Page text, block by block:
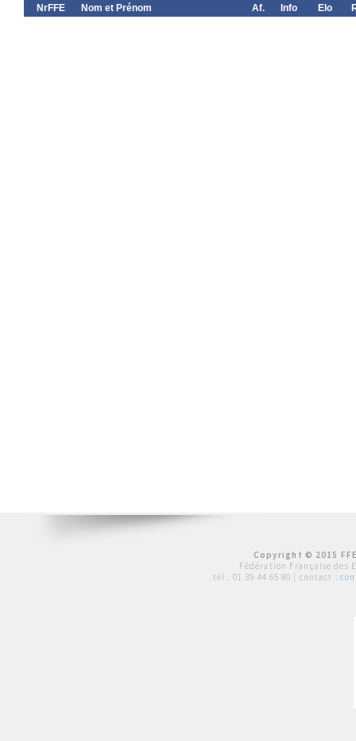
NrFFE Nom et Prénom Af. Info Elo
Copyright © 2015
Fédération Française des
tél : 01 39 44 65 80 | contact :